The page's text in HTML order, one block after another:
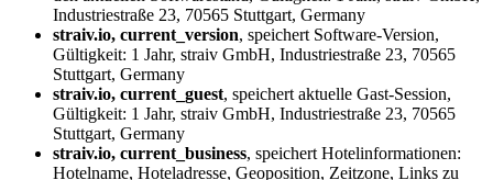
Industriestraße 23, 70565 Stuttgart, Germany
straiv.io, current_version, speichert Software-Version,
Gültigkeit: 1 Jahr, straiv GmbH, Industriestraße 23, 70565
Stuttgart, Germany
straiv.io, current_guest, speichert aktuelle Gast-Session,
Gültigkeit: 1 Jahr, straiv GmbH, Industriestraße 23, 70565
Stuttgart, Germany
straiv.io, current_business, speichert Hotelinformationen:
Hotelname, Hoteladresse, Geoposition, Zeitzone, Links zu